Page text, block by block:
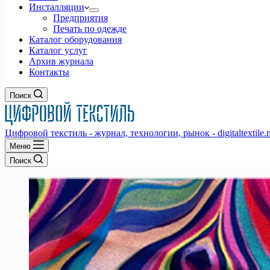
Инсталляции
Предприятия
Печать по одежде
Каталог оборудования
Каталог услуг
Архив журнала
Контакты
Поиск
Цифровой текстиль - журнал, технологии, рынок -
Меню
Поиск